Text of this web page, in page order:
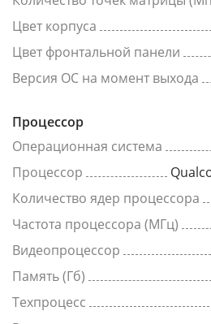
Цвет корпуса
Цвет фронтальной панели
Версия ОС на момент выхода
Процессор
Операционная система
Процессор
Количество ядер процессора
Частота процессора (МГц)
Видеопроцессор
Память (Гб)
Техпроцесс